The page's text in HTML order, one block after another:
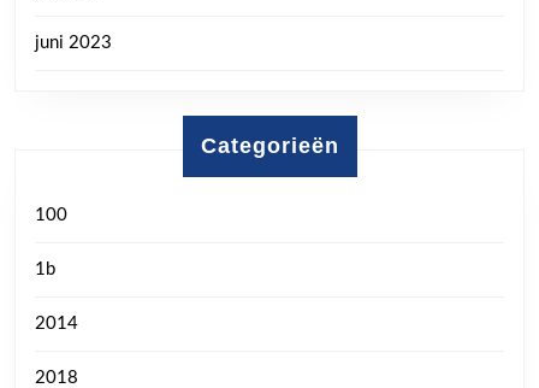
juni 2023
Categorieën
100
1b
2014
2018